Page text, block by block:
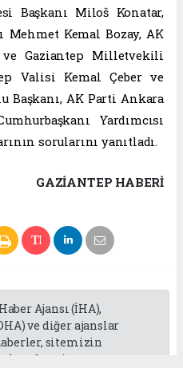
Başkanı Miloš Konatar,
Mehmet Kemal Bozay, AK
Gaziantep Milletvekili
Valisi Kemal Çeber ve
Başkanı, AK Parti Ankara
Yardımcısı
sorularını yanıtladı.
GAZIANTEP HABERİ
Ajansı (İHA),
ve diğer ajanslar
sitemizin
ajans